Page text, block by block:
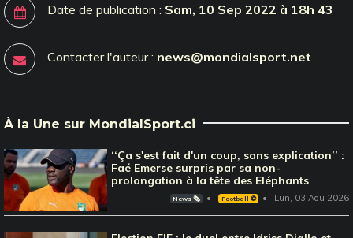
Date de publication : Sam, 10 Sep 2022 à 18h 43
Contacter l'auteur : news@mondialsport.net
À la Une sur MondialSport.ci
‘‘Ça s'est fait d'un coup, sans explication’’ :
Faé Emerse surpris par sa non-
prolongation à la tête des Eléphants
News 🗞️ Football ⚽️ Lun, 03 Aou 2026